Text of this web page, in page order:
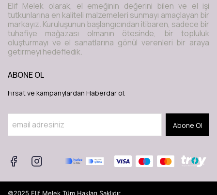
Elif Melek olarak, el emeğinin değerini bilen ve el işi
tutkunlarına en kaliteli malzemeleri sunmayı amaçlayan bir
markayız. Kuruluşunun başlangıcından itibaren, sadece bir
tuhafiye mağazası olmanın ötesinde, bir topluluk
oluşturmayı ve el sanatlarına gönül verenleri bir araya
getirmeyi hedefledik.
ABONE OL
Fırsat ve kampanylardan Haberdar ol.
Abone Ol
©2025 Elif Melek Tüm Hakları Saklıdır